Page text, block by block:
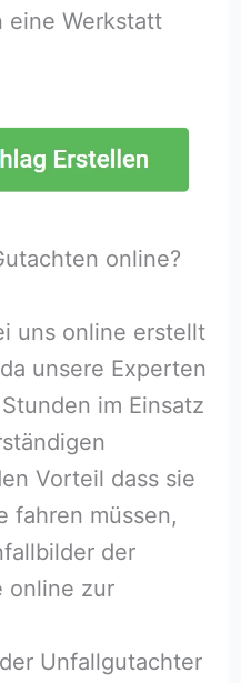
eine Werkstatt
online?
uns online erstellt
unsere Experten
im Einsatz
Vorteil dass sie
fahren müssen,
der
online zur
Unfallgutachter